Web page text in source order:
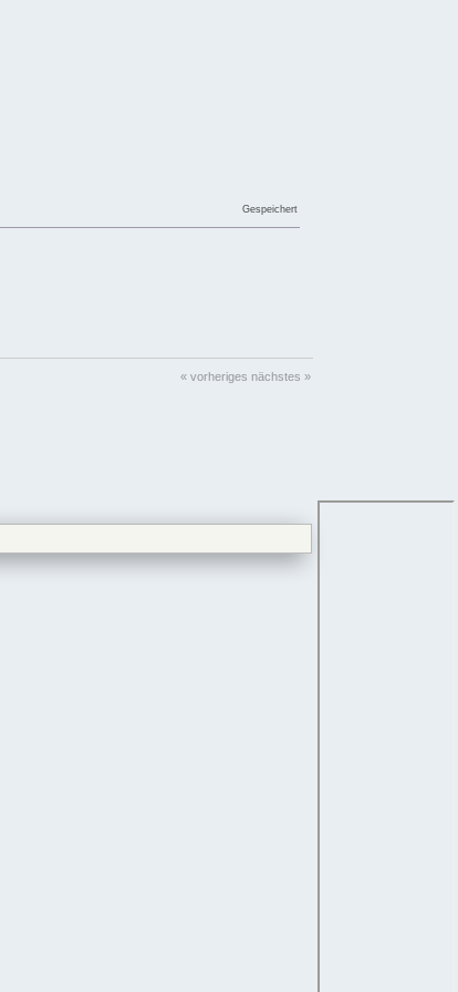
Gespeichert
« vorheriges nächstes »